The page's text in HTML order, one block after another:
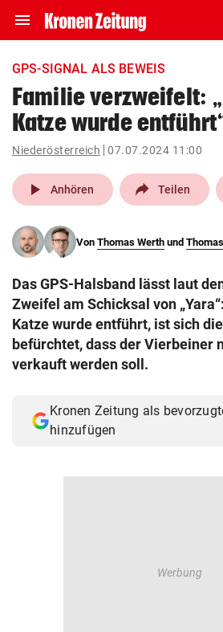
menu Navigation
ein-/ausklappen
account_circle Anmelden
pin_drop
Wien
search
eingeben
GPS-SIGNAL ALS BEWEIS
Familie verzweifelt:
Katze wurde
Niederösterreich 07.07.2024 11:00
play_arrow Anhören Teilen
Von Thomas Werth und
Das GPS-Halsband lässt laut
Zweifel am Schicksal von
Katze wurde entführt, ist sich
befürchtet, dass der Vierbeiner
verkauft werden soll.
Kronen Zeitung als
hinzufügen